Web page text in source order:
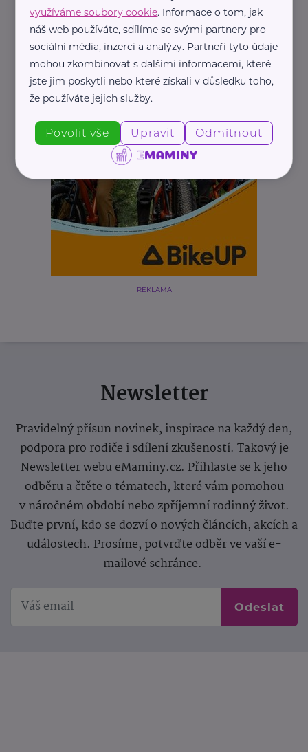
REKLAMA
Newsletter
Pravidelný přísun novinek, inspirace na každý den,
podpora pro rodiče i sdílení zkušeností. Takový je
Newsletter webu eMaminy.cz. Přihlaste se k jeho
odběru a čtěte o tématech, které vám pomohou
v náročném období nebo zpříjemní rodinný život.
Buďte první, kdo se dozví o nových článcích, akcích a
událostech. Prosíme, potvrďte odběr ve vaší e-
mailové schránce.
Odeslat
využíváme soubory cookie. Informace o tom, jak
náš web používáte, sdílíme se svými partnery pro
sociální média, inzerci a analýzy. Partneři tyto údaje
mohou zkombinovat s dalšími informacemi, které
jste jim poskytli nebo které získali v důsledku toho,
že používáte jejich služby.
Povolit vše Upravit Odmítnout